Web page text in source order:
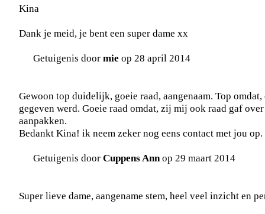
Kina
Dank je meid, je bent een super dame xx
Getuigenis door mie op 28 april 2014
Gewoon top duidelijk, goeie raad, aangenaam. Top
gegeven werd. Goeie raad omdat, zij mij ook raad gaf
aanpakken.
Bedankt Kina! ik neem zeker nog eens contact met jou op.
Getuigenis door Cuppens Annop 29 maart 2014
Super lieve dame, aangename stem, heel veel inzicht en